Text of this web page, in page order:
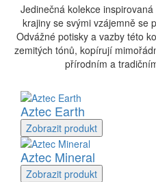
Jedinečná kolekce
krajiny se svými vzájemně se
Odvážné potisky a vazby této
zemitých tónů, kopírují
přírodním a
Aztec Earth
Zobrazit produkt
Aztec Mineral
Zobrazit produkt